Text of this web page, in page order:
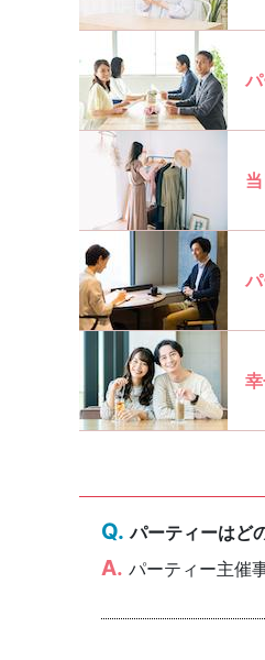
パーティーはど
パーティー主催